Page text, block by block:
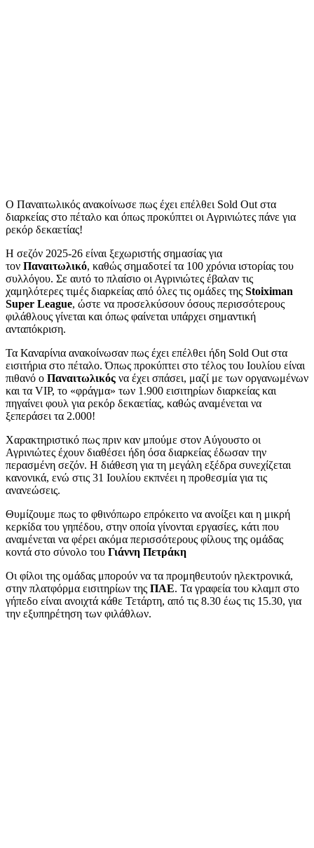
Ο Παναιτωλικός ανακοίνωσε πως έχει επέλθει Sold Out στα
διαρκείας στο πέταλο και όπως προκύπτει οι Αγρινιώτες πάνε για
ρεκόρ δεκαετίας!
Η σεζόν 2025-26 είναι ξεχωριστής σημασίας για
τον Παναιτωλικό, καθώς σημαδοτεί τα 100 χρόνια ιστορίας του
συλλόγου. Σε αυτό το πλαίσιο οι Αγρινιώτες έβαλαν τις
χαμηλότερες τιμές διαρκείας από όλες τις ομάδες της Stoiximan
Super League, ώστε να προσελκύσουν όσους περισσότερους
φιλάθλους γίνεται και όπως φαίνεται υπάρχει σημαντική
ανταπόκριση.
Τα Καναρίνια ανακοίνωσαν πως έχει επέλθει ήδη Sold Out στα
εισιτήρια στο πέταλο. Όπως προκύπτει στο τέλος του Ιουλίου είναι
πιθανό ο Παναιτωλικός να έχει σπάσει, μαζί με των οργανωμένων
και τα VIP, το «φράγμα» των 1.900 εισιτηρίων διαρκείας και
πηγαίνει φουλ για ρεκόρ δεκαετίας, καθώς αναμένεται να
ξεπεράσει τα 2.000!
Χαρακτηριστικό πως πριν καν μπούμε στον Αύγουστο οι
Αγρινιώτες έχουν διαθέσει ήδη όσα διαρκείας έδωσαν την
περασμένη σεζόν. Η διάθεση για τη μεγάλη εξέδρα συνεχίζεται
κανονικά, ενώ στις 31 Ιουλίου εκπνέει η προθεσμία για τις
ανανεώσεις.
Θυμίζουμε πως το φθινόπωρο επρόκειτο να ανοίξει και η μικρή
κερκίδα του γηπέδου, στην οποία γίνονται εργασίες, κάτι που
αναμένεται να φέρει ακόμα περισσότερους φίλους της ομάδας
κοντά στο σύνολο του Γιάννη Πετράκη
Οι φίλοι της ομάδας μπορούν να τα προμηθευτούν ηλεκτρονικά,
στην πλατφόρμα εισιτηρίων της ΠΑΕ. Τα γραφεία του κλαμπ στο
γήπεδο είναι ανοιχτά κάθε Τετάρτη, από τις 8.30 έως τις 15.30, για
την εξυπηρέτηση των φιλάθλων.